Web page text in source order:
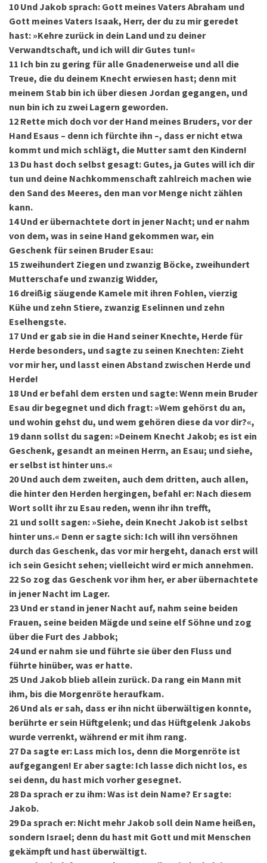
10 Und Jakob sprach: Gott meines Vaters Abraham und
Gott meines Vaters Isaak, Herr, der du zu mir geredet
hast: »Kehre zurück in dein Land und zu deiner
Verwandtschaft, und ich will dir Gutes tun!«
11 Ich bin zu gering für alle Gnadenerweise und all die
Treue, die du deinem Knecht erwiesen hast; denn mit
meinem Stab bin ich über diesen Jordan gegangen, und
nun bin ich zu zwei Lagern geworden.
12 Rette mich doch vor der Hand meines Bruders, vor der
Hand Esaus – denn ich fürchte ihn –, dass er nicht etwa
kommt und mich schlägt, die Mutter samt den Kindern!
13 Du hast doch selbst gesagt: Gutes, ja Gutes will ich dir
tun und deine Nachkommenschaft zahlreich machen wie
den Sand des Meeres, den man vor Menge nicht zählen
kann.
14 Und er übernachtete dort in jener Nacht; und er nahm
von dem, was in seine Hand gekommen war, ein
Geschenk für seinen Bruder Esau:
15 zweihundert Ziegen und zwanzig Böcke, zweihundert
Mutterschafe und zwanzig Widder,
16 dreißig säugende Kamele mit ihren Fohlen, vierzig
Kühe und zehn Stiere, zwanzig Eselinnen und zehn
Eselhengste.
17 Und er gab sie in die Hand seiner Knechte, Herde für
Herde besonders, und sagte zu seinen Knechten: Zieht
vor mir her, und lasst einen Abstand zwischen Herde und
Herde!
18 Und er befahl dem ersten und sagte: Wenn mein Bruder
Esau dir begegnet und dich fragt: »Wem gehörst du an,
und wohin gehst du, und wem gehören diese da vor dir?«,
19 dann sollst du sagen: »Deinem Knecht Jakob; es ist ein
Geschenk, gesandt an meinen Herrn, an Esau; und siehe,
er selbst ist hinter uns.«
20 Und auch dem zweiten, auch dem dritten, auch allen,
die hinter den Herden hergingen, befahl er: Nach diesem
Wort sollt ihr zu Esau reden, wenn ihr ihn trefft,
21 und sollt sagen: »Siehe, dein Knecht Jakob ist selbst
hinter uns.« Denn er sagte sich: Ich will ihn versöhnen
durch das Geschenk, das vor mir hergeht, danach erst will
ich sein Gesicht sehen; vielleicht wird er mich annehmen.
22So zog das Geschenk vor ihm her, er aber übernachtete
in jener Nacht im Lager.
23 Und er stand in jener Nacht auf, nahm seine beiden
Frauen, seine beiden Mägde und seine elf Söhne und zog
über die Furt des Jabbok;
24 und er nahm sie und führte sie über den Fluss und
führte hinüber, was er hatte.
25 Und Jakob blieb allein zurück. Da rang ein Mann mit
ihm, bis die Morgenröte heraufkam.
26 Und als er sah, dass er ihn nicht überwältigen konnte,
berührte er sein Hüftgelenk; und das Hüftgelenk Jakobs
wurde verrenkt, während er mit ihm rang.
27 Da sagte er: Lass mich los, denn die Morgenröte ist
aufgegangen! Er aber sagte: Ich lasse dich nicht los, es
sei denn, du hast mich vorher gesegnet.
28 Da sprach er zu ihm: Was ist dein Name? Er sagte:
Jakob.
29 Da sprach er: Nicht mehr Jakob soll dein Name heißen,
sondern Israel; denn du hast mit Gott und mit Menschen
gekämpft und hast überwältigt.